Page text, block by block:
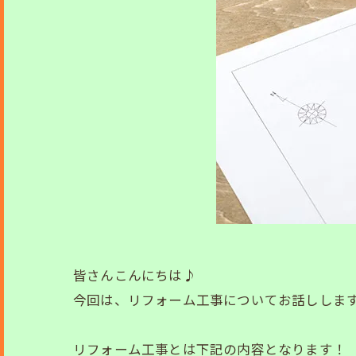
皆さんこんにちは♪
今回は、リフォーム工事についてお話ししま
リフォーム工事とは下記の内容となります！